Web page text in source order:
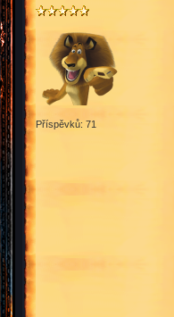
Příspěvků: 71